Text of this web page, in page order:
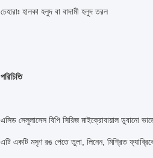
চেহারাঃ হালকা হলুদ বা বাদামী হলুদ তরল
পরিচিতি
এসিড সেলুলাসেস বিপি সিরিজ মাইক্রোবায়াল ডুবানো
এটি একটি মসৃণ রঙ পেতে তুলা, লিনেন, মিশ্রিত